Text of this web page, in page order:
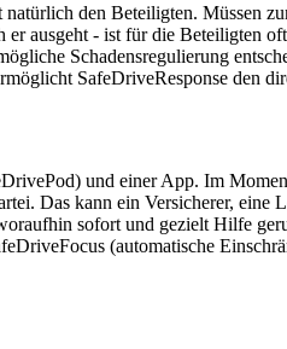
den Beteiligten. Müssen
ausgeht - ist für die Beteiligten
Schadensregulierung
SafeDriveResponse den
und einer App. Im
Das kann ein Versicherer, eine
sofort und gezielt Hilfe
(automatische